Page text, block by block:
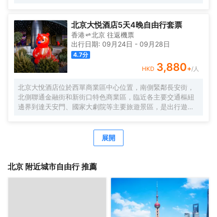
北京大悦酒店5天4晚自由行套票
香港 北京 往返機票
出行日期: 09月24日 - 09月28日
4.7分
HKD 3,880+/人
北京大悅酒店位於西單商業區中心位置，南側緊鄰長安街，
北側聯通金融街和新街口特色商業區，臨近各主要交通樞紐
邊界到達天安門、國家大劇院等主要旅遊景區，是出行遊玩
酒店在中糧品牌家族的盛譽之下孕育而出，與西單大悅城同
屬一個城市綜合體，周邊生活配套齊全，吃喝玩購一站式解
酒店可盡情暢享歡樂時光！
氣的裝修風格，讓客人在商旅之餘，享受溫馨舒適的居住環
境；同時還有19種主題定製房型可供挑選，入住主題客房感
酒店內配套設施完善，爲差旅精英客們提供舒適便利的辦公
展開
北京 附近城市自由行 推薦